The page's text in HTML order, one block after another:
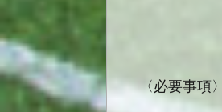
〈必要事項〉